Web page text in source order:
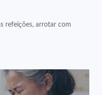
refeições, arrotar com